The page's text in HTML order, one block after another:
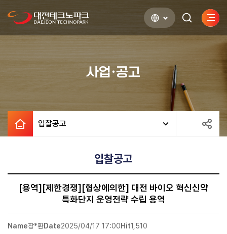
검색하기사이
열기
사업·공고
입찰공고
입찰공고
[용역][제한경쟁][협상에의한] 대전 바이오 혁신신약
특화단지 운영전략 수립 용역
Name장*환Date2025/04/17 17:00Hit1,510